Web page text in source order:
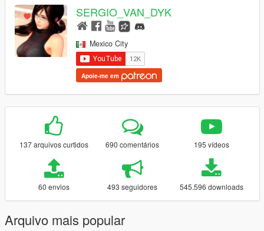
SERGIO_VAN_DYK
Mexico City
Apoie-me em
137 arquivos curtidos 690 comentários 195 vídeos
60 envios 493 seguidores 545.596 downloads
Arquivo mais popular